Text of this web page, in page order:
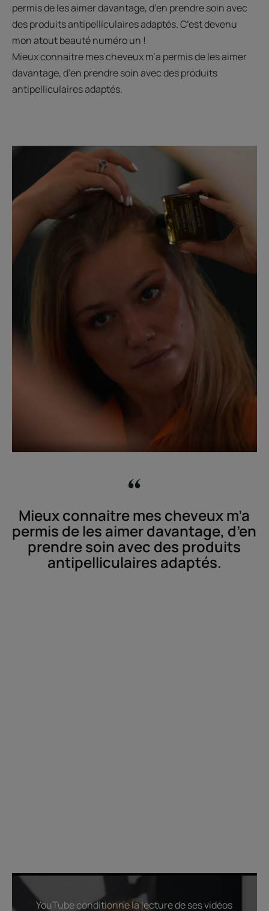
permis de les aimer davantage, d’en prendre soin avec
des produits antipelliculaires adaptés. C’est devenu
mon atout beauté numéro un !
Mieux connaitre mes cheveux m’a permis de les aimer
davantage, d’en prendre soin avec des produits
antipelliculaires adaptés.
Mieux connaitre mes cheveux m’a
permis de les aimer davantage, d’en
prendre soin avec des produits
antipelliculaires adaptés.
YouTube conditionne la lecture de ses vidéos